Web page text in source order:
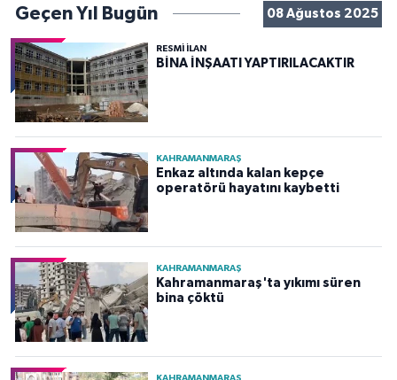
Geçen Yıl Bugün 08 Ağustos 2025
RESMİ İLAN
BİNA İNŞAATI YAPTIRILACAKTIR
KAHRAMANMARAŞ
Enkaz altında kalan kepçe
operatörü hayatını kaybetti
KAHRAMANMARAŞ
Kahramanmaraş'ta yıkımı süren
bina çöktü